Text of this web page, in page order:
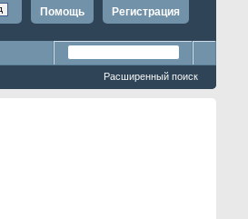
Регистрация
Помощь
Расширенный поиск